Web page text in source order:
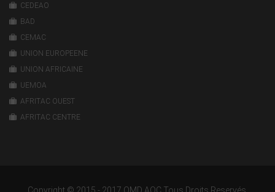
CEDEAO
BAD
CEMAC
UNION EUROPEENE
UNION AFRICAINE
UEMOA
AFRITAC OUEST
AFRITAC CENTRE
Copyright © 2015 - 2017 OMD AOC Tous Droits Reservés.